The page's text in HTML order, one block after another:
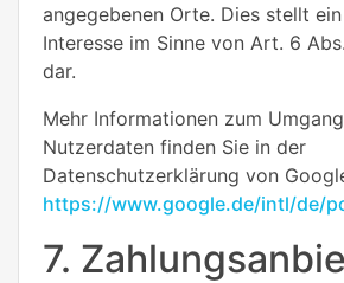
angegebenen Orte. Dies stellt
Interesse im Sinne von Art. 6
dar.
Mehr Informationen zum
Nutzerdaten finden Sie in der
Datenschutzerklärung von
https://www.google.de/intl/de/
7.